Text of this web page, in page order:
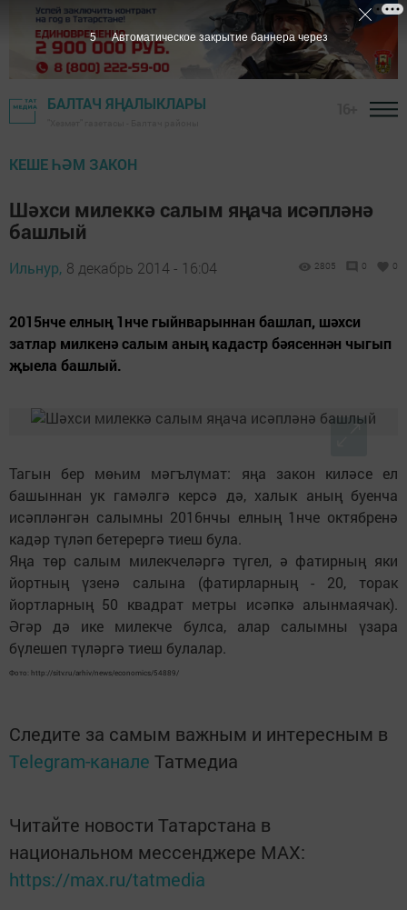
БАЛТАЧ ЯҢАЛЫКЛАРЫ
КЕШЕ ҺӘМ ЗАКОН
Шәхси милеккә салым яңача исәпләнә
башлый
Ильнур, 8 декабрь 2014 - 16:04 2805 0 0
2015нче елның 1нче гыйнварыннан башлап, шәхси
затлар милкенә салым аның кадастр бәясеннән чыгып
җыела башлый.
Тагын бер мөһим мәгълүмат: яңа закон киләсе ел
башыннан ук гамәлгә керсә дә, халык аның буенча
исәпләнгән салымны 2016нчы елның 1нче октябренә
кадәр түләп бетерергә тиеш була.
Яңа төр салым милекчеләргә түгел, ә фатирның яки
йортның үзенә салына (фатирларның - 20, торак
йортларның 50 квадрат метры исәпкә алынмаячак).
Әгәр дә ике милекче булса, алар салымны үзара
бүлешеп түләргә тиеш булалар.
Фото: http://sitv.ru/arhiv/news/economics/54889/
Следите за самым важным и интересным в
Telegram-канале Татмедиа
Читайте новости Татарстана в
национальном мессенджере MАХ:
https://max.ru/tatmedia
4 Автоматическое закрытие баннера через